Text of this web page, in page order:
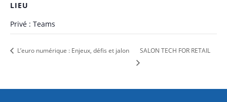
LIEU
Privé : Teams
L’euro numérique : Enjeux, défis et jalon SALON TECH FOR RETAIL